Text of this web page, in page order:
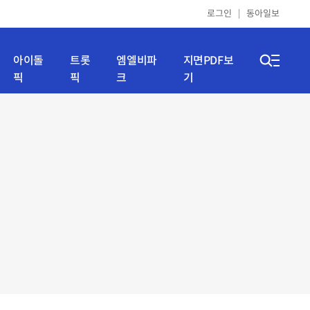
로그인 동아일보
아이돌
픽
트롯
픽
엠엘비파
크
지면PDF보
기